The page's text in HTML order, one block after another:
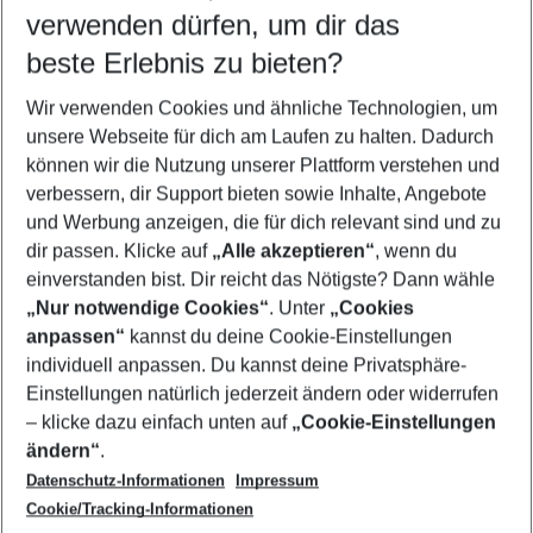
Wähle deinen Reisezeitraum
5-8 Nächte
2 Erwachsene Keine Kinder
Mehr Filter anzeigen
Footer
Footer navigation
Über uns
AGB
Bestpreisgarantie
Cookie-Einstellungen ändern
Cookie-Richtlinie
Agenturbetreuung
Barrierefreies Reisen
Folge uns
verwenden dürfen, um dir das
beste Erlebnis zu bieten?
Wir verwenden Cookies und ähnliche Technologien, um
unsere Webseite für dich am Laufen zu halten. Dadurch
können wir die Nutzung unserer Plattform verstehen und
verbessern, dir Support bieten sowie Inhalte, Angebote
und Werbung anzeigen, die für dich relevant sind und zu
dir passen. Klicke auf „Alle akzeptieren“, wenn du
einverstanden bist. Dir reicht das Nötigste? Dann wähle
„Nur notwendige Cookies“. Unter „Cookies
anpassen“ kannst du deine Cookie-Einstellungen
individuell anpassen. Du kannst deine Privatsphäre-
Einstellungen natürlich jederzeit ändern oder widerrufen
– klicke dazu einfach unten auf „Cookie-Einstellungen
ändern“.
Datenschutz-Informationen
Impressum
Cookie/Tracking-Informationen